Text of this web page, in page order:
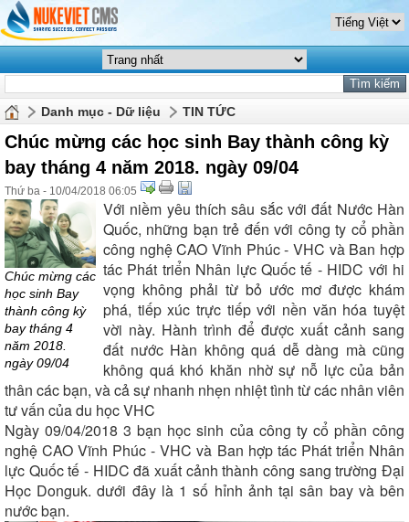
Danh mục - Dữ liệu TIN TỨC
Chúc mừng các học sinh Bay thành công kỳ
bay tháng 4 năm 2018. ngày 09/04
Thứ ba - 10/04/2018 06:05
Chúc mừng các
học sinh Bay
thành công kỳ
bay tháng 4
năm 2018.
ngày 09/04
Với niềm yêu thích sâu sắc với đất Nước Hàn
Quốc, những bạn trẻ đến với công ty cổ phần
công nghệ CAO Vĩnh Phúc - VHC và Ban hợp
tác Phát triển Nhân lực Quốc tế - HIDC với hi
vọng không phải từ bỏ ước mơ được khám
phá, tiếp xúc trực tiếp với nền văn hóa tuyệt
vời này. Hành trình để được xuất cảnh sang
đất nước Hàn không quá dễ dàng mà cũng
không quá khó khăn nhờ sự nỗ lực của bản
thân các bạn, và cả sự nhanh nhẹn nhiệt tình từ các nhân viên
tư vấn của du học VHC
Ngày 09/04/2018 3 bạn học sinh của công ty cổ phần công
nghệ CAO Vĩnh Phúc - VHC và Ban hợp tác Phát triển Nhân
lực Quốc tế - HIDC đã xuất cảnh thành công sang trường Đại
Học Donguk. dưới đây là 1 số hỉnh ảnh tại sân bay và bên
nước bạn.